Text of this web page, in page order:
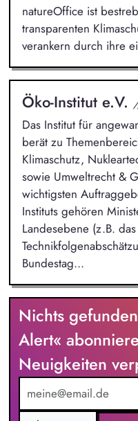
natureOffice ist
transparenten
verankern durch ihre
Öko-Institut e.V.
Das Institut für
berät zu
Klimaschutz,
sowie Umweltrecht &
wichtigsten
Instituts gehören
Landesebene (z.B.
Bundestag...
Nichts
Alert«
Neuigkeiten